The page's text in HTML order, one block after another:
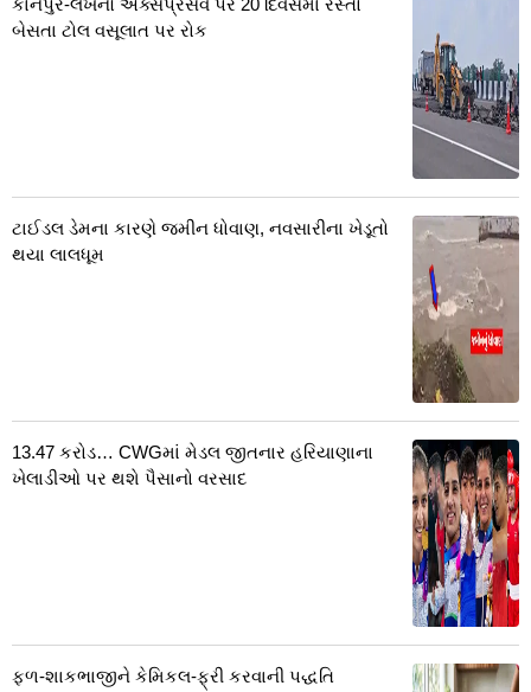
બેસતા ટોલ વસૂલાત પર રોક
ટાઈડલ ડેમના કારણે જમીન ધોવાણ, નવસારીના ખેડૂતો
થયા લાલધૂમ
13.47 કરોડ… CWGમાં મેડલ જીતનાર હરિયાણાના
ખેલાડીઓ પર થશે પૈસાનો વરસાદ
ફળ-શાકભાજીને કેમિકલ-ફ્રી કરવાની પદ્ધતિ